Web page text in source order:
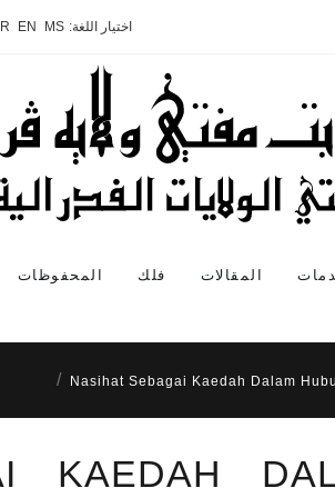
اختيار اللغة: MS
EN
المقالات فلك المحفوظات
Nasihat Sebagai Kaedah Dalam
KAEDAH